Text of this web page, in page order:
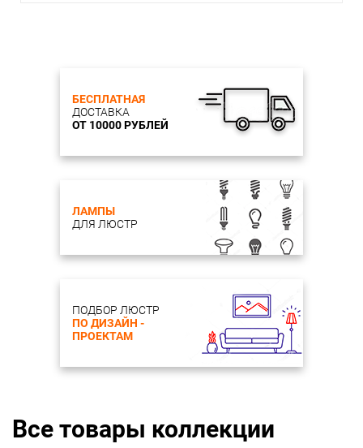
БЕСПЛАТНАЯ
ДОСТАВКА
ОТ 10000 РУБЛЕЙ
ЛАМПЫ
ДЛЯ ЛЮСТР
ПОДБОР ЛЮСТР
ПО ДИЗАЙН -
ПРОЕКТАМ
Все товары коллекции